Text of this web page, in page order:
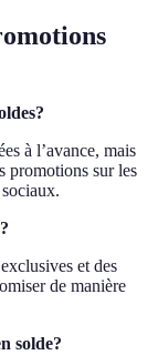
à l’avance, mais
promotions sur les
et des
de manière
solde?